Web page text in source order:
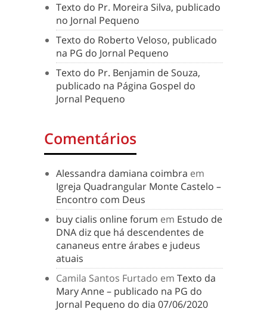
Texto do Pr. Moreira Silva, publicado
no Jornal Pequeno
Texto do Roberto Veloso, publicado
na PG do Jornal Pequeno
Texto do Pr. Benjamin de Souza,
publicado na Página Gospel do
Jornal Pequeno
Comentários
Alessandra damiana coimbra em
Igreja Quadrangular Monte Castelo –
Encontro com Deus
buy cialis online forum em Estudo de
DNA diz que há descendentes de
cananeus entre árabes e judeus
atuais
Camila Santos Furtado em Texto da
Mary Anne – publicado na PG do
Jornal Pequeno do dia 07/06/2020